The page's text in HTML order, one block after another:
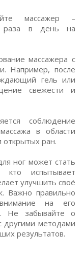
массажер –
раза в день на
массажера с
Например, после
гель или
свежести и
соблюдение
в области
ран.
ног может стать
испытывает
улучшить своё
Важно правильно
на его
Не забывайте о
другими методами
результатов.